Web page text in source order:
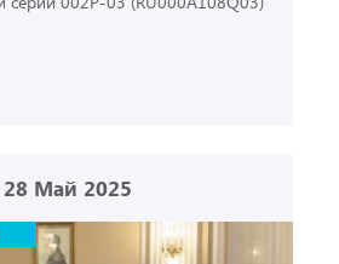
28 Май 2025